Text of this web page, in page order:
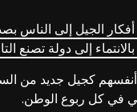
الجيل إلى الناس
إلى دولة تصنع
كجيل جديد من
في كل ربوع الوطن.